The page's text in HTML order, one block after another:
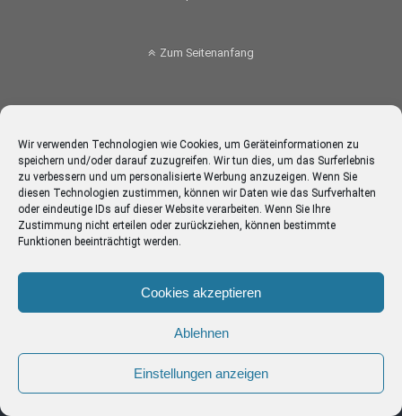
Wir verwenden Technologien wie Cookies, um Geräteinformationen zu
speichern und/oder darauf zuzugreifen. Wir tun dies, um das Surferlebnis
zu verbessern und um personalisierte Werbung anzuzeigen. Wenn Sie
diesen Technologien zustimmen, können wir Daten wie das Surfverhalten
oder eindeutige IDs auf dieser Website verarbeiten. Wenn Sie Ihre
Zustimmung nicht erteilen oder zurückziehen, können bestimmte
Funktionen beeinträchtigt werden.
Cookies akzeptieren
Ablehnen
Einstellungen anzeigen
Zum Seitenanfang